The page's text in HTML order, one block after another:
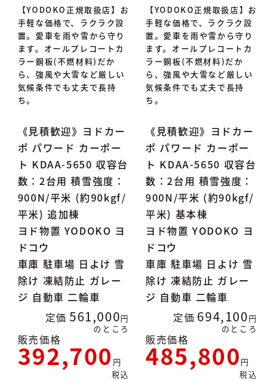
【YODOKO正規取扱店】お
手軽な価格で、ラクラク設
置。愛車を雨や雪から守り
ます。オールプレコートカ
ラー鋼板(不燃材料)だか
ら、強風や大雪など厳しい
気候条件でも丈夫で長持
ち。
《見積歓迎》ヨドカー
ポ パワード カーポー
ト KDAA-5650 収容台
数：2台用 積雪強度：
900N/平米 (約90kgf/
平米) 追加棟
ヨド物置 YODOKO ヨ
ドコウ
車庫 駐車場 日よけ 雪
除け 凍結防止 ガレー
ジ 自動車 二輪車
定価 561,000
のところ
販売価格
392,700
税込
【YODOKO正規取扱店】お
手軽な価格で、ラクラク設
置。愛車を雨や雪から守り
ます。オールプレコートカ
ラー鋼板(不燃材料)だか
ら、強風や大雪など厳しい
気候条件でも丈夫で長持
ち。
《見積歓迎》ヨドカー
ポ パワード カーポー
ト KDAA-5650 収容台
数：2台用 積雪強度：
900N/平米 (約90kgf/
平米) 基本棟
ヨド物置 YODOKO ヨ
ドコウ
車庫 駐車場 日よけ 雪
除け 凍結防止 ガレー
ジ 自動車 二輪車
定価 694,100
のところ
販売価格
485,800
税込